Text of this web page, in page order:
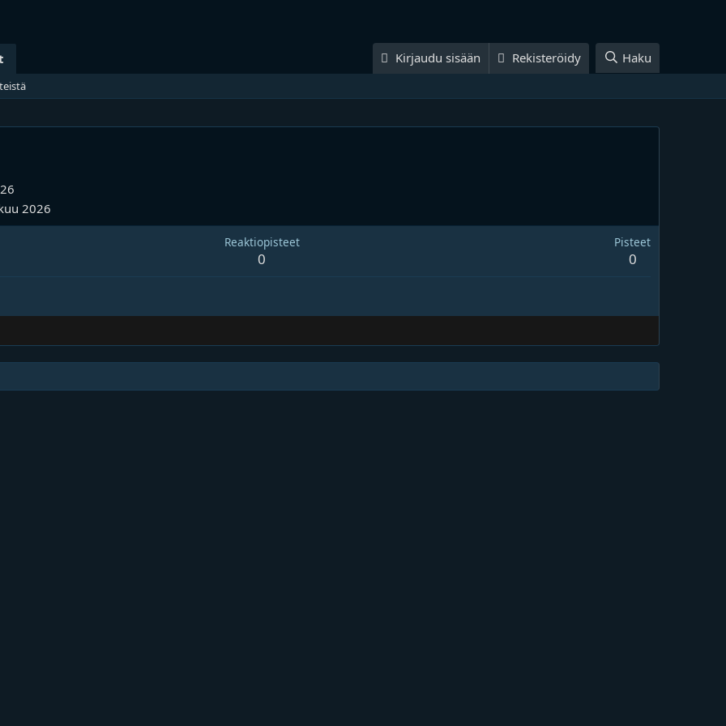
Kirjaudu sisään Rekisteröidy Haku
2026
Reaktiopisteet
0
Pisteet
0